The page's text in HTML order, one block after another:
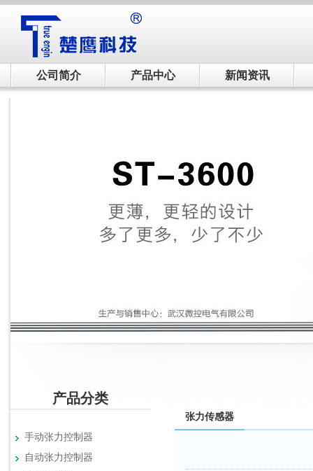
公司简介 产品中心 新闻资讯
产品分类
手动张力控制器
自动张力控制器
张力传感器